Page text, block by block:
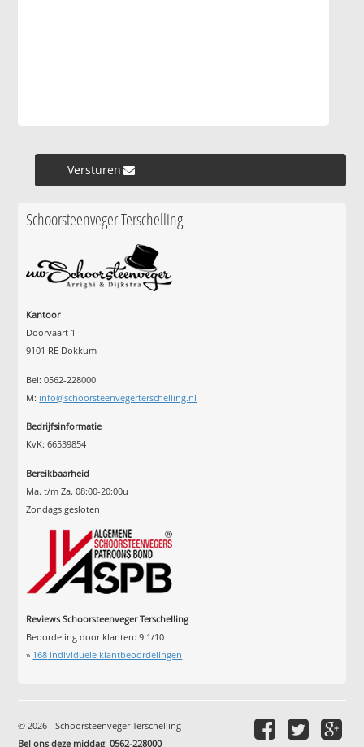
Versturen »
Schoorsteenveger Terschelling
Kantoor
Doorvaart 1
9101 RE Dokkum
Bel: 0562-228000
M: info@schoorsteenvegerterschelling.nl
Bedrijfsinformatie
KvK: 66539854
Bereikbaarheid
Ma. t/m Za. 08:00-20:00u
Zondags gesloten
Reviews Schoorsteenveger Terschelling
Beoordeling door klanten:9.1/10
» 168 individuele klantbeoordelingen
© 2026 - Schoorsteenveger Terschelling
Bel ons deze middag:0562-228000